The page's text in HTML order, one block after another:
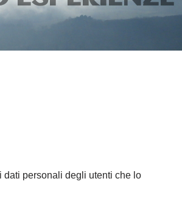
dati personali degli utenti che lo